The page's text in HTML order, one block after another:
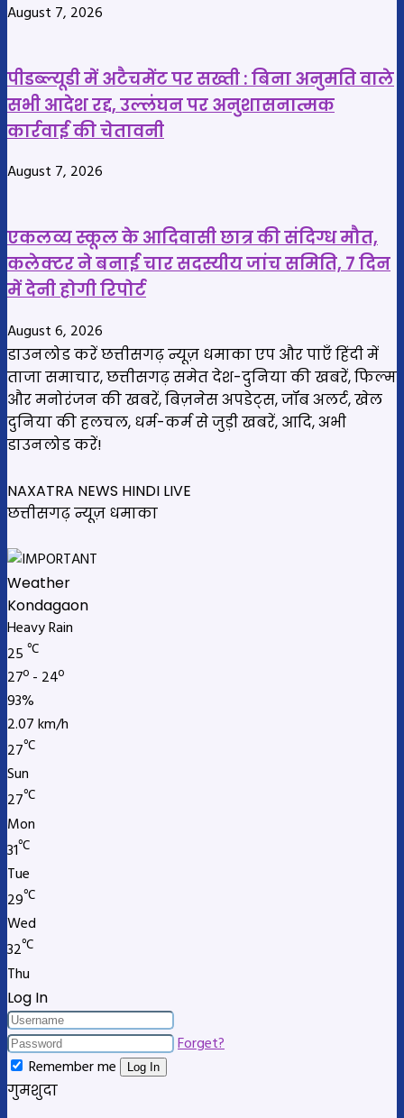
August 7, 2026
पीडब्ल्यूडी में अटैचमेंट पर सख्ती : बिना अनुमति वाले
सभी आदेश रद्द, उल्लंघन पर अनुशासनात्मक
कार्रवाई की चेतावनी
August 7, 2026
एकलव्य स्कूल के आदिवासी छात्र की संदिग्ध मौत,
कलेक्टर ने बनाई चार सदस्यीय जांच समिति, 7 दिन
में देनी होगी रिपोर्ट
August 6, 2026
डाउनलोड करें छत्तीसगढ़ न्यूज़ धमाका एप और पाएँ हिंदी में
ताजा समाचार, छत्तीसगढ़ समेत देश-दुनिया की खबरें, फिल्म
और मनोरंजन की खबरें, बिज़नेस अपडेट्स, जॉब अलर्ट, खेल
दुनिया की हलचल, धर्म-कर्म से जुड़ी खबरें, आदि, अभी
डाउनलोड करें!
NAXATRA NEWS HINDI LIVE
छत्तीसगढ़ न्यूज़ धमाका
Weather
Kondagaon
Heavy Rain
25 ℃
27º - 24º
93%
2.07 km/h
27℃
Sun
27℃
Mon
31℃
Tue
29℃
Wed
32℃
Thu
Log In
Forget?
Remember me
Log In
गुमशुदा